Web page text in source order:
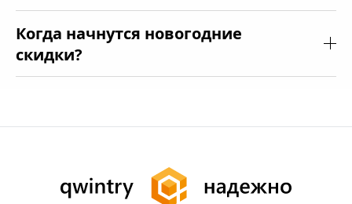
Когда начнутся новогодние
скидки?